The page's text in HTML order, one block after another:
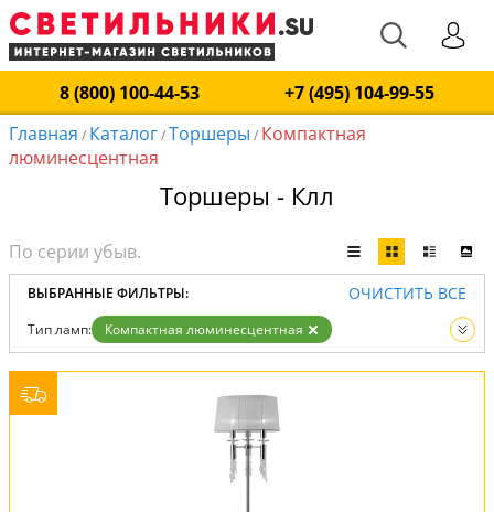
8 (800) 100-44-53
+7 (495) 104-99-55
Главная / Каталог/Торшеры / Компактная
люминесцентная
Торшеры - Клл
ВЫБРАННЫЕ ФИЛЬТРЫ: ОЧИСТИТЬ ВСЕ
Тип ламп:
Компактная люминесцентная
Вид:
Торшеры